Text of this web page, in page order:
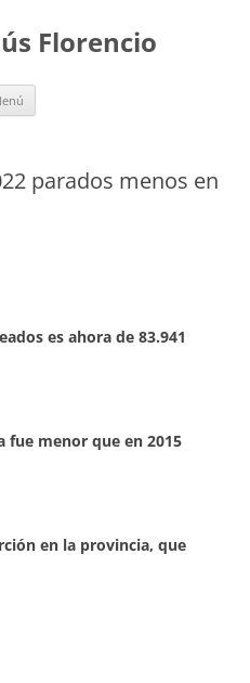
Florencio
parados menos en
es ahora de 83.941
fue menor que en 2015
en la provincia, que